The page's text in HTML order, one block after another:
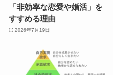
「非効率な恋愛や婚活」を
すすめる理由
2026年7月19日